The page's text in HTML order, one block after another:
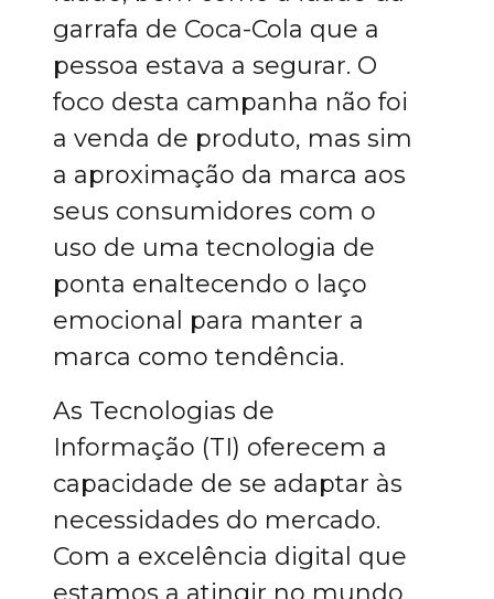
garrafa de Coca-Cola que a
pessoa estava a segurar. O
foco desta campanha não foi
a venda de produto, mas sim
a aproximação da marca aos
seus consumidores com o
uso de uma tecnologia de
ponta enaltecendo o laço
emocional para manter a
marca como tendência.
As Tecnologias de
Informação (TI) oferecem a
capacidade de se adaptar às
necessidades do mercado.
Com a excelência digital que